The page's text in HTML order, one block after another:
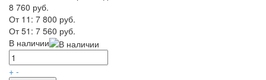
8 760 руб.
От 11: 7 800 руб.
От 51: 7 560 руб.
В наличии
+ -